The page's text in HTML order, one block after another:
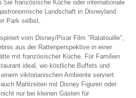
Sie französische Küche oder internationale
Landschaft in Disneyland
Park selbst.
vom Disney/Pixar Film "Ratatouille",
aus der Rattenperspektive in einer
mit französischer Küche. Für Familien
ideal, wo köstliche Buffets und
viktorianischen Ambiente serviert
Mahlzeiten mit Disney Figuren oder
nur bei kleinen Gästen für